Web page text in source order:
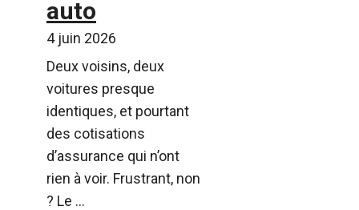
auto
4 juin 2026
Deux voisins, deux
voitures presque
identiques, et pourtant
des cotisations
d’assurance qui n’ont
rien à voir. Frustrant, non
? Le ...